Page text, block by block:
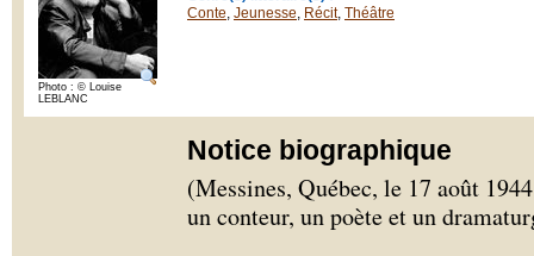
Photo : © Louise
LEBLANC
Conte, Jeunesse, Récit, Théâtre
Notice biographique
(Messines, Québec, le 17 août
un conteur, un poète et un